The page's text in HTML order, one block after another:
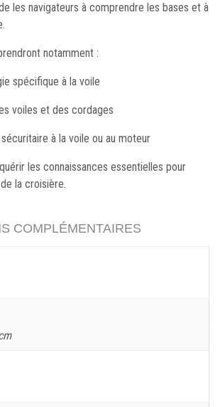
les navigateurs à comprendre les bases et à
notamment :
spécifique à la voile
voiles et des cordages
sécuritaire à la voile ou au moteur
les connaissances essentielles pour
la croisière.
COMPLÉMENTAIRES